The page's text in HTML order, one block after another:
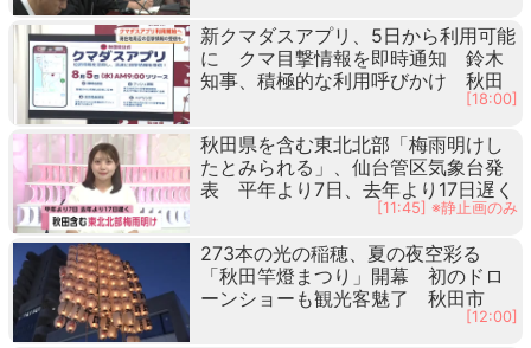
新クマダスアプリ、5日から利用可能
に クマ目撃情報を即時通知 鈴木
知事、積極的な利用呼びかけ 秋田
[18:00]
秋田県を含む東北北部「梅雨明けし
たとみられる」、仙台管区気象台発
表 平年より7日、去年より17日遅く
[11:45] ※静止画のみ
273本の光の稲穂、夏の夜空彩る
「秋田竿燈まつり」開幕 初のドロ
ーンショーも観光客魅了 秋田市
[12:00]